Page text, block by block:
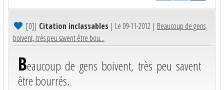
[0]| Citation inclassables | Le 09-11-2012 | Beaucoup de gens
boivent, très peu savent être bou...
Beaucoup de gens boivent, très peu savent
être bourrés.